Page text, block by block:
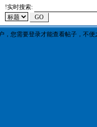
!实时搜索:
，您需要登录才能查看帖子，不